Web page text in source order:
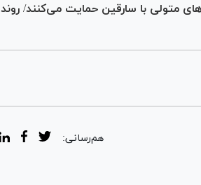
متولی با سارقین حمایت می‌کنند/ روند
هم‌رسانی: